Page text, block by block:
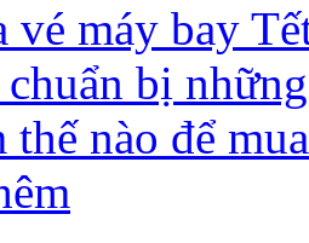
vé máy bay
chuẩn bị
thế nào để